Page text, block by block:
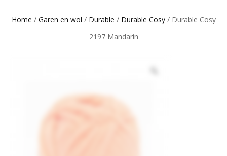
Home / Garen en wol / Durable / Durable Cosy/ Durable Cosy
2197 Mandarin